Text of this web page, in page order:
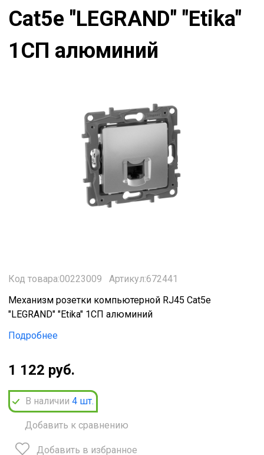
Cat5e "LEGRAND" "Etika"
1СП алюминий
Код товара:00223009
Артикул:672441
Механизм розетки компьютерной RJ45 Cat5e
"LEGRAND" "Etika" 1СП алюминий
Подробнее
1 122 руб.
В наличии 4 шт.
Добавить к сравнению
Добавить в избранное